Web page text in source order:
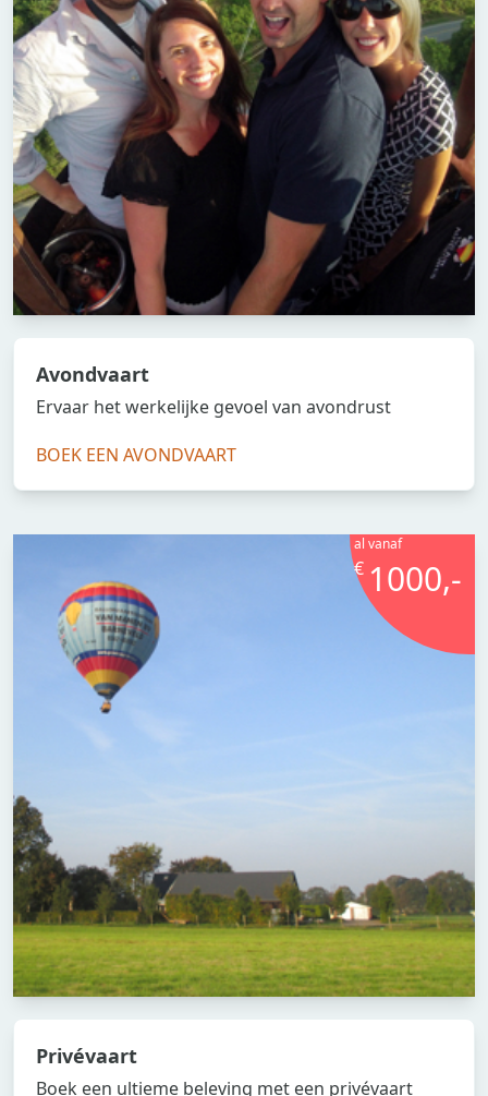
Avondvaart
Ervaar het werkelijke gevoel van avondrust
BOEK EEN AVONDVAART
al vanaf
€ 1000,-
Privévaart
Boek een ultieme beleving met een privévaart